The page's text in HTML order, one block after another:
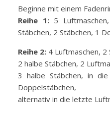
Beginne mit einem
Reihe 1:5
Stäbchen, 2 Stäbchen, 1
Reihe 2: 4 Luftmaschen, 2
2 halbe Stäbchen, 2
3 halbe Stäbchen, in
Doppelstäbchen,
alternativ in die letzte